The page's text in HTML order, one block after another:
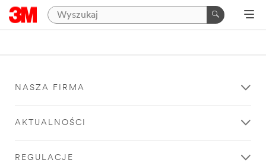
NASZA FIRMA
AKTUALNOŚCI
REGULACJE